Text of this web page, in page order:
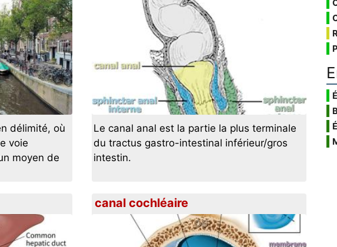
délimité, où
voie
moyen de
Le canal anal est la partie la plus terminale
du tractus gastro-intestinal inférieur/gros
intestin.
canal cochléaire